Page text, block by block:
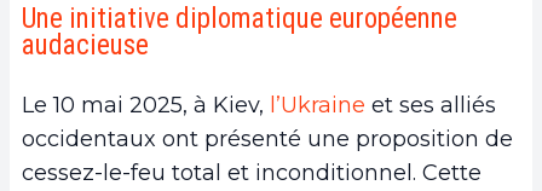
Une initiative diplomatique européenne
audacieuse
Le 10 mai 2025, à Kiev, l’Ukraine et ses alliés
occidentaux ont présenté une proposition de
cessez-le-feu total et inconditionnel. Cette